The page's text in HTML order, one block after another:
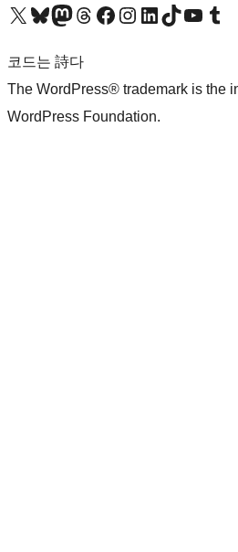
X(이전 트위터) 계정 방문하기블루스카이 계정 방문하기마스토돈 계정 방문하기스레드 계정 방문하기 페이스북 페이지 방문하기인스타그램 계정 방문하기 LinkedIn 계정 방문하기틱톡 계정 방문하기유튜브 채널 방문하기 텀블러 계정 방문하기
코드는 詩다
The WordPress® trademark is the
WordPress Foundation.